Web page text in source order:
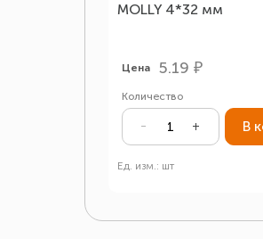
MOLLY 4*32 мм
Цена 5.19 ₽
Количество
В
Ед. изм.: шт